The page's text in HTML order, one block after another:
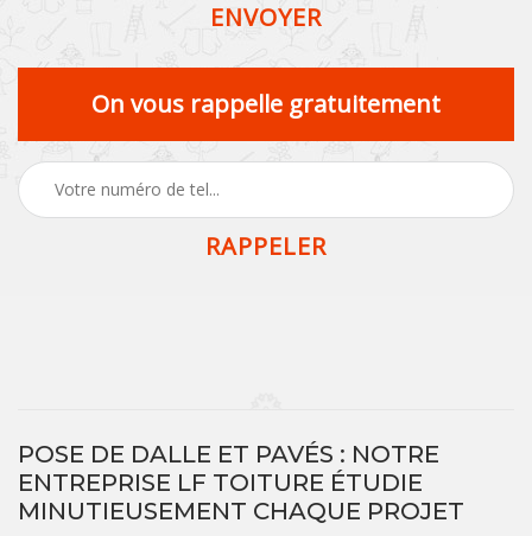
On vous rappelle gratuitement
POSE DE DALLE ET PAVÉS : NOTRE
ENTREPRISE LF TOITURE ÉTUDIE
MINUTIEUSEMENT CHAQUE PROJET